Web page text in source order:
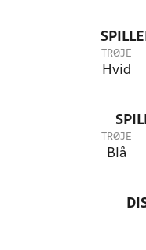
TRØJE
Hvid
TRØJE
Blå